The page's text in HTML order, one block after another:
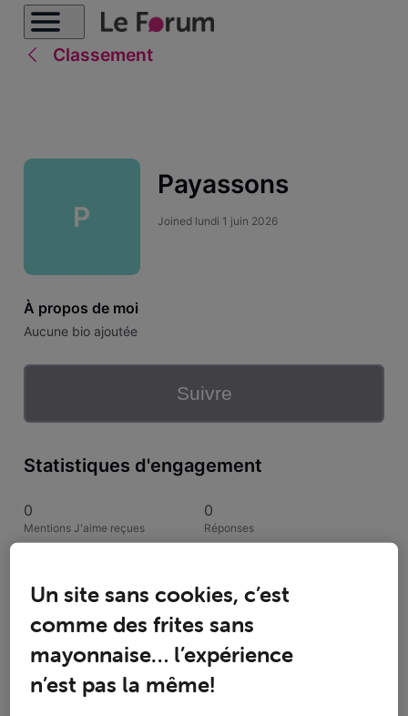
Classement
P
Payassons
Joined lundi 1 juin 2026
À propos de moi
Aucune bio ajoutée
Suivre
Statistiques d'engagement
0
Mentions J'aime reçues
0
Réponses
Conversations suivies Publications
Solutions acceptées
Un site sans cookies, c’est
comme des frites sans
mayonnaise… l’expérience
n’est pas la même!